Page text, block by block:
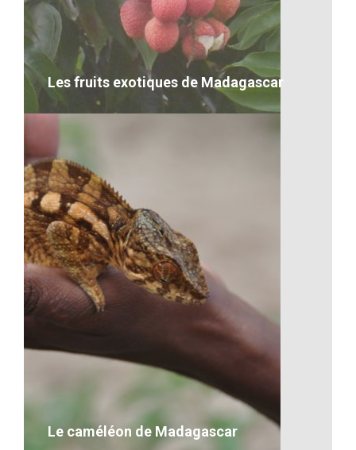
Description
VOIR LE DÉTAIL
Les fruits exotiques de Madagascar
Madagascar
Le caméléon de Madagascar